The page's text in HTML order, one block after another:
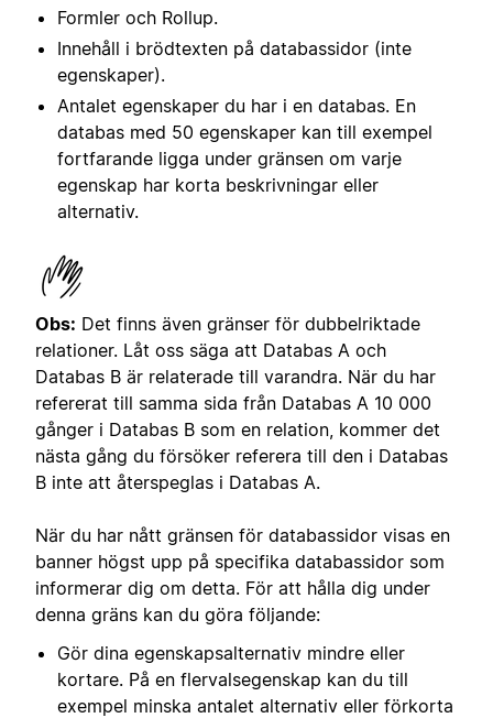
Formler och Rollup.
Innehåll i brödtexten på databassidor (inte
egenskaper).
Antalet egenskaper du har i en databas. En
databas med 50 egenskaper kan till exempel
fortfarande ligga under gränsen om varje
egenskap har korta beskrivningar eller
alternativ.
Obs: Det finns även gränser för dubbelriktade
relationer. Låt oss säga att Databas A och
Databas B är relaterade till varandra. När du har
refererat till samma sida från Databas A 10 000
gånger i Databas B som en relation, kommer det
nästa gång du försöker referera till den i Databas
B inte att återspeglas i Databas A.
När du har nått gränsen för databassidor visas en
banner högst upp på specifika databassidor som
informerar dig om detta. För att hålla dig under
denna gräns kan du göra följande:
Gör dina egenskapsalternativ mindre eller
kortare. På en flervalsegenskap kan du till
exempel minska antalet alternativ eller förkorta